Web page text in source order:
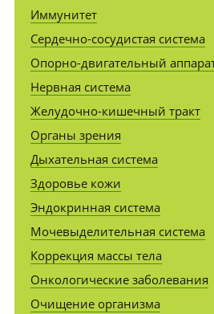
Иммунитет
Сердечно-сосудистая система
Опорно-двигательный
Нервная система
Желудочно-кишечный тракт
Органы зрения
Дыхательная система
Здоровье кожи
Эндокринная система
Мочевыделительная система
Коррекция массы тела
Онкологические заболевания
Очищение организма